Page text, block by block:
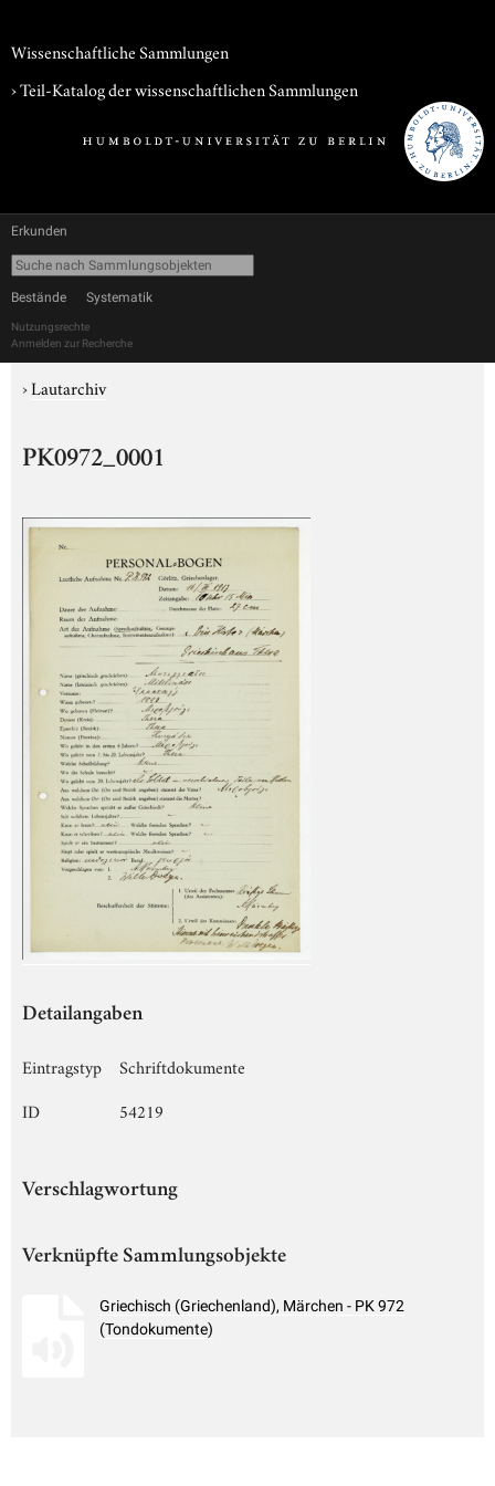
Wissenschaftliche Sammlungen
› Teil-Katalog der wissenschaftlichen Sammlungen
Erkunden
Bestände Systematik
Nutzungsrechte
Anmelden zur Recherche
›Lautarchiv
PK0972_0001
Detailangaben
Eintragstyp
Schriftdokumente
ID
54219
Verschlagwortung
Verknüpfte Sammlungsobjekte
Griechisch (Griechenland), Märchen - PK 972
(Tondokumente)